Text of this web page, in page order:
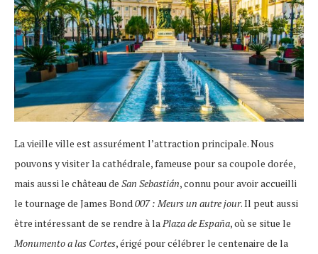
La vieille ville est assurément l’attraction principale. Nous
pouvons y visiter la cathédrale, fameuse pour sa coupole dorée,
mais aussi le château de San Sebastián, connu pour avoir accueilli
le tournage de James Bond007 : Meurs un autre jour. Il peut aussi
être intéressant de se rendre à laPlaza de España, où se situe le
Monumento a las Cortes, érigé pour célébrer le centenaire de la